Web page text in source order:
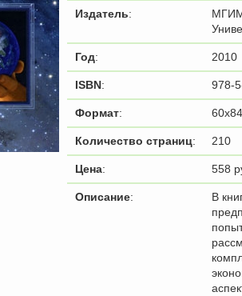
Издатель:
Год: 2010
ISBN: 978-
Формат:
Количество страниц: 210
Цена: 558
Описание:
В